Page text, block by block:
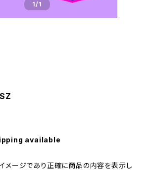
1/1
available
メージであり正確に商品の内容を表示し